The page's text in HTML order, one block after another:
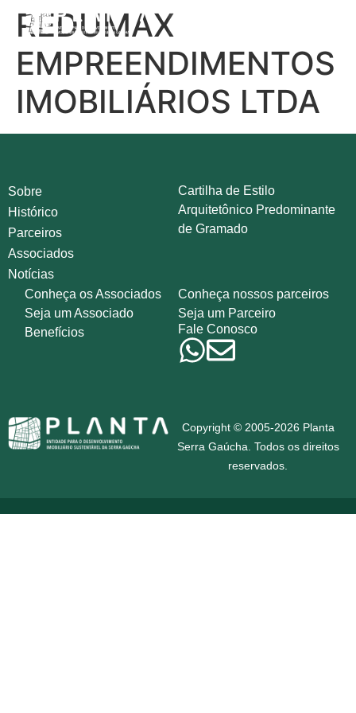
REDUMAX
EMPREENDIMENTOS
IMOBILIÁRIOS LTDA
Sobre
Histórico
Parceiros
Associados
Notícias
Cartilha de Estilo
Arquitetônico Predominante
de Gramado
Conheça os Associados
Seja um Associado
Benefícios
Conheça nossos parceiros
Seja um Parceiro
Fale Conosco
Copyright © 2005-2026 Planta
Serra Gaúcha. Todos os direitos
reservados.